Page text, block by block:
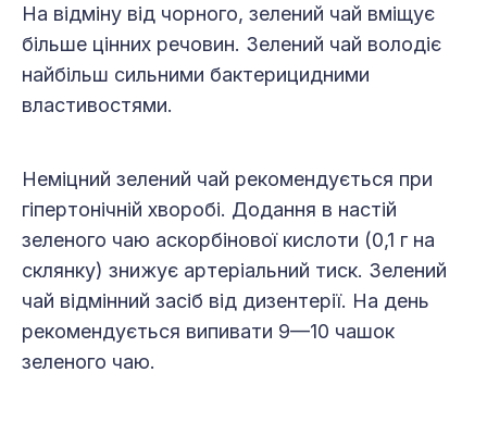
На відміну від чорного, зелений чай вміщує
більше цінних речовин. Зелений чай володіє
найбільш сильними бактерицидними
властивостями.
Не­міц­ний зелений чай рекомендується при
гіпертонічній хворобі. Додання в настій
зеленого чаю аскорбінової кислоти (0,1 г на
склянку) знижує артеріальний тиск. Зелений
чай відмінний засіб від дизентерії. На день
рекомендується випивати 9—10 чашок
зеленого чаю.